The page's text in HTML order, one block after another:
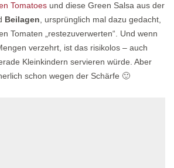
Tomatoes und diese Green Salsa aus der
Beilagen , ursprünglich mal dazu gedacht,
Tomaten „restezuverwerten“. Und wenn
verzehrt, ist das risikolos – auch
Kleinkindern servieren würde. Aber
schon wegen der Schärfe 🙂